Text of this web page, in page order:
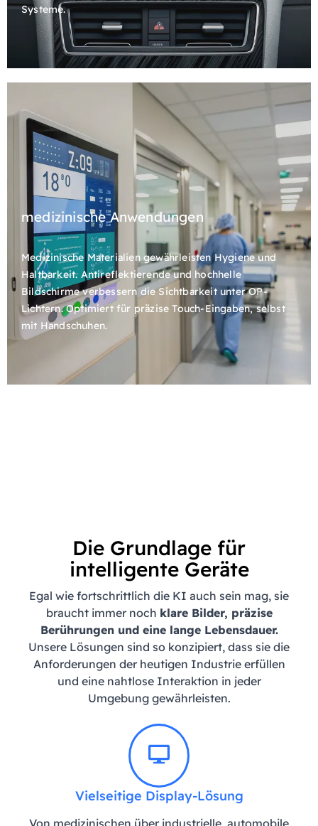
Systeme.
medizinische Anwendungen
Medizinische Materialien gewährleisten Hygiene und
Haltbarkeit. Antireflektierende und hochhelle
Bildschirme verbessern die Sichtbarkeit unter OP-
Lichtern. Optimiert für präzise Touch-Eingaben, selbst
mit Handschuhen.
Die Grundlage für
intelligente Geräte
Egal wie fortschrittlich die KI auch sein mag, sie
braucht immer noch klare Bilder, präzise
Berührungen und eine lange Lebensdauer.
Unsere Lösungen sind so konzipiert, dass sie die
Anforderungen der heutigen Industrie erfüllen
und eine nahtlose Interaktion in jeder
Umgebung gewährleisten.
Vielseitige Display-Lösung